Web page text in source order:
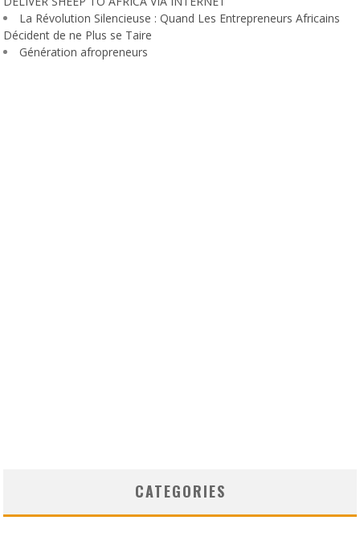
La Révolution Silencieuse : Quand Les Entrepreneurs Africains
Décident de ne Plus se Taire
Génération afropreneurs
CATEGORIES